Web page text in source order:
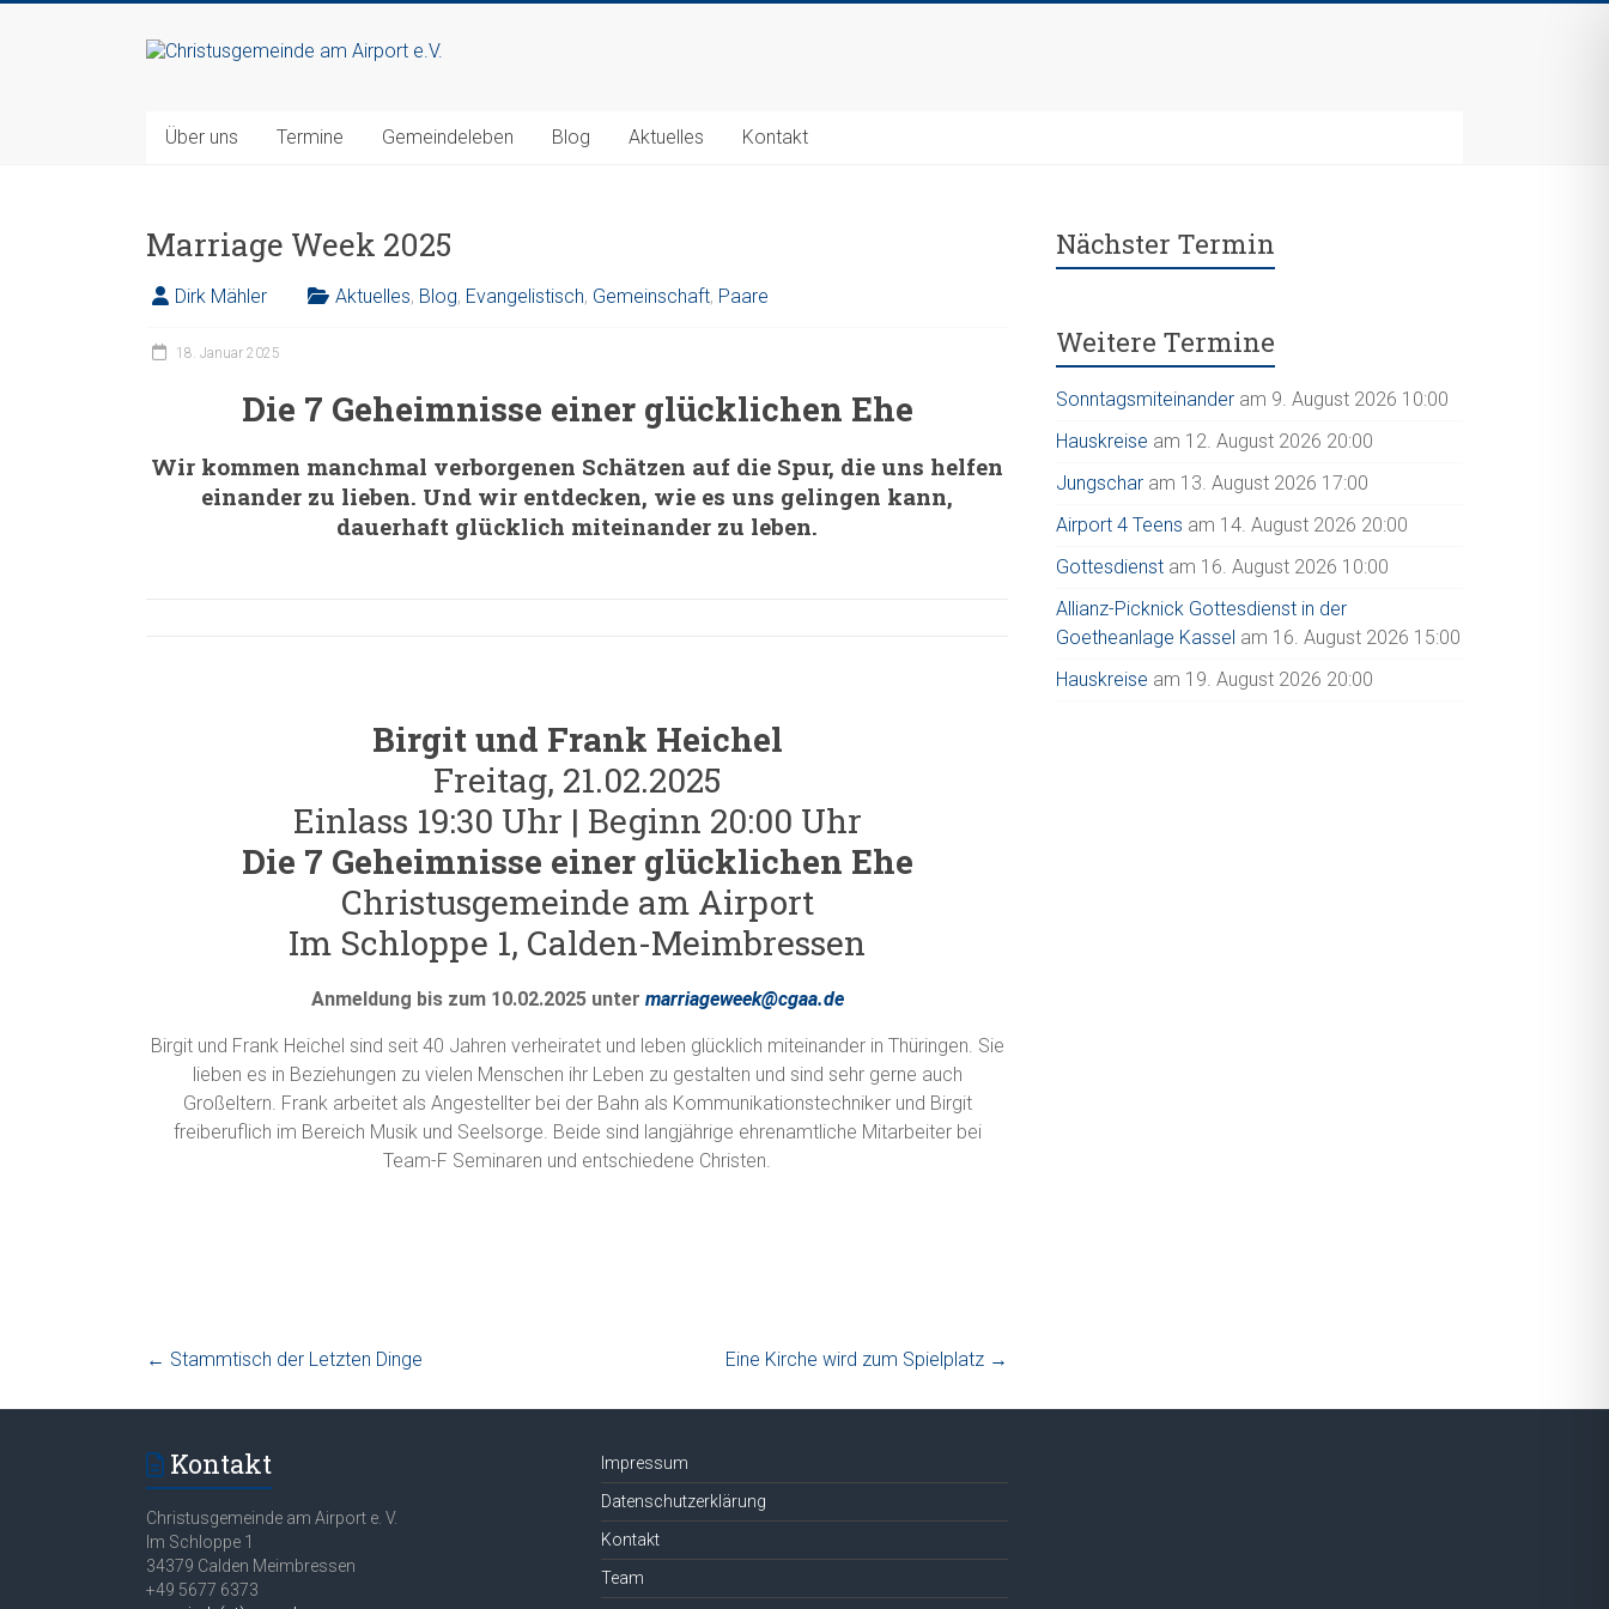
Christusgemeinde
am
Webseite
der
CGAA
Über uns Termine Gemeindeleben Blog Aktuelles Kontakt
Marriage Week 2025
Dirk Mähler Aktuelles, Blog, Evangelistisch, Gemeinschaft, Paare
18. Januar 2025
Die 7 Geheimnisse einer glücklichen Ehe
Wir kommen manchmal verborgenen Schätzen auf die Spur, die uns helfen
einander zu lieben. Und wir entdecken, wie es uns gelingen kann,
dauerhaft glücklich miteinander zu leben.
Birgit und Frank Heichel
Freitag, 21.02.2025
Einlass 19:30 Uhr | Beginn 20:00 Uhr
Die 7 Geheimnisse einer glücklichen Ehe
Christusgemeinde am Airport
Im Schloppe 1, Calden-Meimbressen
Anmeldung bis zum 10.02.2025 unter marriageweek@cgaa.de
Birgit und Frank Heichel sind seit 40 Jahren verheiratet und leben glücklich miteinander in Thüringen. Sie
lieben es in Beziehungen zu vielen Menschen ihr Leben zu gestalten und sind sehr gerne auch
Großeltern. Frank arbeitet als Angestellter bei der Bahn als Kommunikationstechniker und Birgit
freiberuflich im Bereich Musik und Seelsorge. Beide sind langjährige ehrenamtliche Mitarbeiter bei
Team-F Seminaren und entschiedene Christen.
← Stammtisch der Letzten Dinge Eine Kirche wird zum Spielplatz →
Nächster Termin
Weitere Termine
Sonntagsmiteinander am 9. August 2026 10:00
Hauskreise am 12. August 2026 20:00
Jungschar am 13. August 2026 17:00
Airport 4 Teens am 14. August 2026 20:00
Gottesdienst am 16. August 2026 10:00
Allianz-Picknick Gottesdienst in der
Goetheanlage Kassel am 16. August 2026 15:00
Hauskreise am 19. August 2026 20:00
Kontakt
Christusgemeinde am Airport e. V.
Im Schloppe 1
34379 Calden Meimbressen
+49 5677 6373
Impressum
Datenschutzerklärung
Kontakt
Team